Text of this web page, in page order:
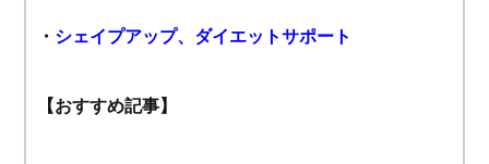
・ シェイプアップ、ダイエットサポート
【おすすめ記事】